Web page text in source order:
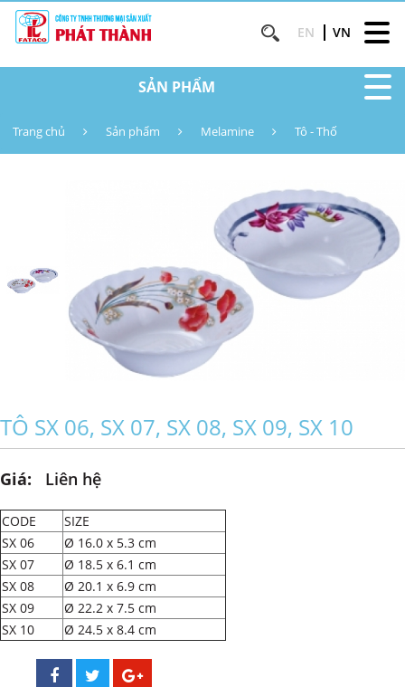
EN VN
SẢN PHẨM
Trang chủ Sản phẩm Melamine Tô - Thố
TÔ SX 06, SX 07, SX 08, SX 09, SX 10
Giá: Liên hệ
CODE
SIZE
SX 06
Ø 16.0 x 5.3 cm
SX 07
Ø 18.5 x 6.1 cm
SX 08
Ø 20.1 x 6.9 cm
SX 09
Ø 22.2 x 7.5 cm
SX 10
Ø 24.5 x 8.4 cm